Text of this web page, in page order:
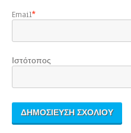
Email*
Ιστότοπος